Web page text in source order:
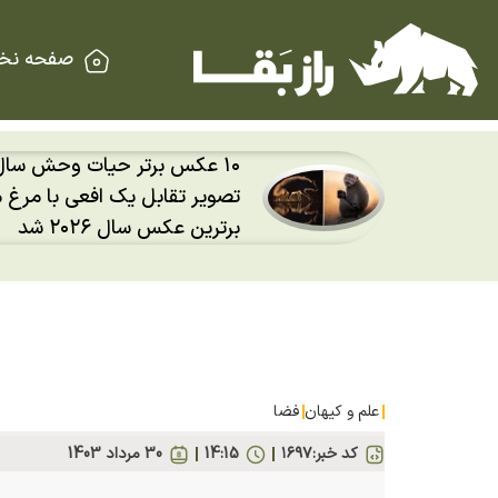
صفحه
راکت سرگردان و ۴ هزار کیلویی
کیلومتر در ساعت به ماه
علم و کیهان فضا
کد خبر:۱۶۹۷ 30 مرداد 1403 14:15